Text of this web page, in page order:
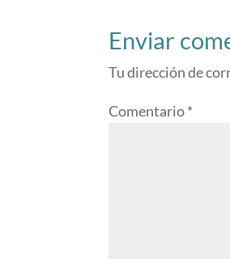
Enviar
Tu dirección de
Comentario*